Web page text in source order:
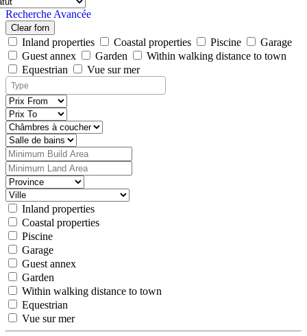
Recherche Avancée
Clear forn
Inland properties Coastal properties Piscine
Garage
Guest annex
Garden
Within walking distance to town
Equestrian
Vue sur mer
Inland properties
Coastal properties
Piscine
Garage
Guest annex
Garden
Within walking distance to town
Equestrian
Vue sur mer